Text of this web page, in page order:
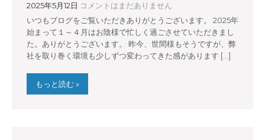
2025年5月12日 コメントはまだありません
いつもブログをご覧いただきありがとうございます。 2025年
始まって１～４月はお陰様で忙しく過ごさせていただきまし
た。ありがとうございます。 昨今、世間様もそうですが、弊
社を取り巻く環境も少しずつ変わってきた感があります […]
もっと読む »